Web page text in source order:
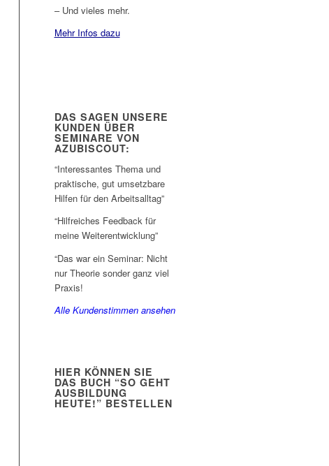
– Und vieles mehr.
Mehr Infos dazu
DAS SAGEN UNSERE
KUNDEN ÜBER
SEMINARE VON
AZUBISCOUT:
“Interessantes Thema und
praktische, gut umsetzbare
Hilfen für den Arbeitsalltag”
“Hilfreiches Feedback für
meine Weiterentwicklung”
“Das war ein Seminar: Nicht
nur Theorie sonder ganz viel
Praxis!
Alle Kundenstimmen ansehen
HIER KÖNNEN SIE
DAS BUCH “SO GEHT
AUSBILDUNG
HEUTE!” BESTELLEN